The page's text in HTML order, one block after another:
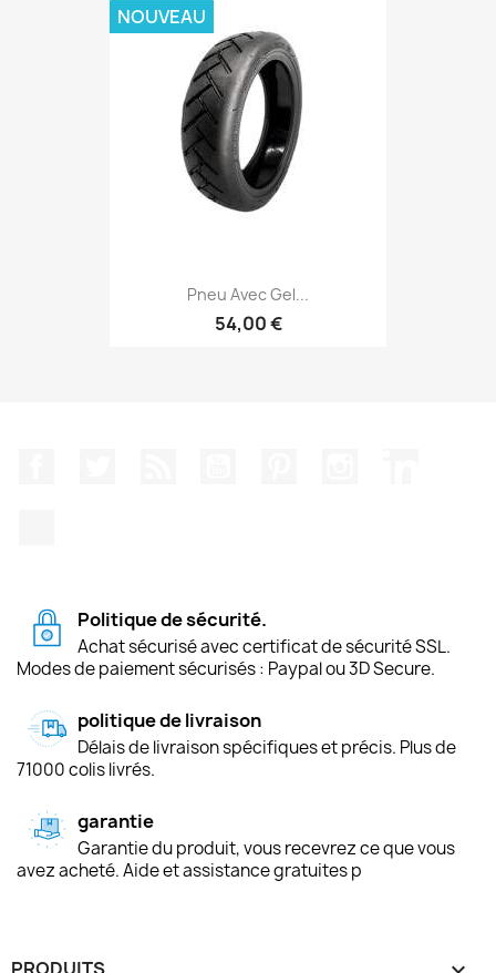
Pneu Avec Gel...
54,00 €
NOUVEAU
Politique de sécurité.
Achat sécurisé avec certificat de sécurité SSL.
Modes de paiement sécurisés : Paypal ou 3D Secure.
politique de livraison
Délais de livraison spécifiques et précis. Plus de
71000 colis livrés.
garantie
Garantie du produit, vous recevrez ce que vous
avez acheté. Aide et assistance gratuites p